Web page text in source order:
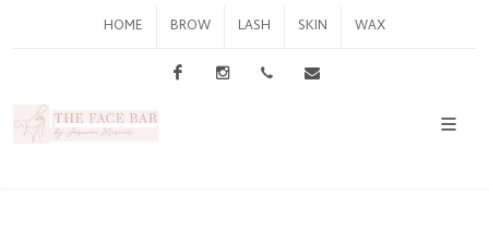
HOME BROW LASH SKIN WAX
FacebookInstagram0498 56 82 97